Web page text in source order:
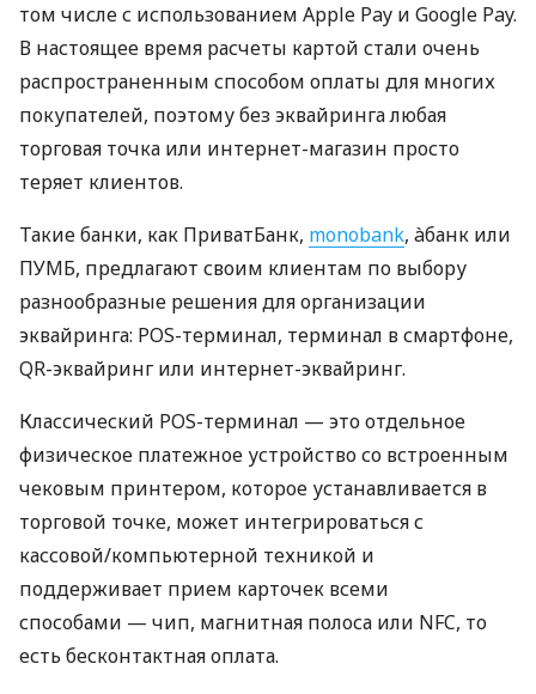
том числе с использованием Apple Pay и Google Pay.
В настоящее время расчеты картой стали очень
распространенным способом оплаты для многих
покупателей, поэтому без эквайринга любая
торговая точка или интернет-магазин просто
теряет клиентов.
Такие банки, как ПриватБанк, monobank, àбанк или
ПУМБ, предлагают своим клиентам по выбору
разнообразные решения для организации
эквайринга: POS-терминал, терминал в смартфоне,
QR-эквайринг или интернет-эквайринг.
Классический POS-терминал — это отдельное
физическое платежное устройство со встроенным
чековым принтером, которое устанавливается в
торговой точке, может интегрироваться с
кассовой/компьютерной техникой и
поддерживает прием карточек всеми
способами — чип, магнитная полоса или NFC, то
есть бесконтактная оплата.